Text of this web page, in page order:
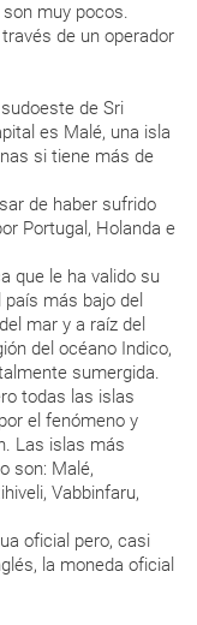
muy pocos.
de un operador
de Sri
es Malé, una isla
si tiene más de
de haber sufrido
Portugal, Holanda e
que le ha valido su
más bajo del
mar y a raíz del
del océano Indico,
sumergida.
todas las islas
el fenómeno y
Las islas más
son: Malé,
Vabbinfaru,
oficial pero, casi
la moneda oficial